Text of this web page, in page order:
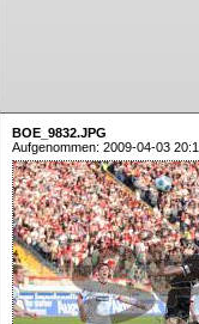
BOE_9832.JPG
Aufgenommen: 2009-04-03